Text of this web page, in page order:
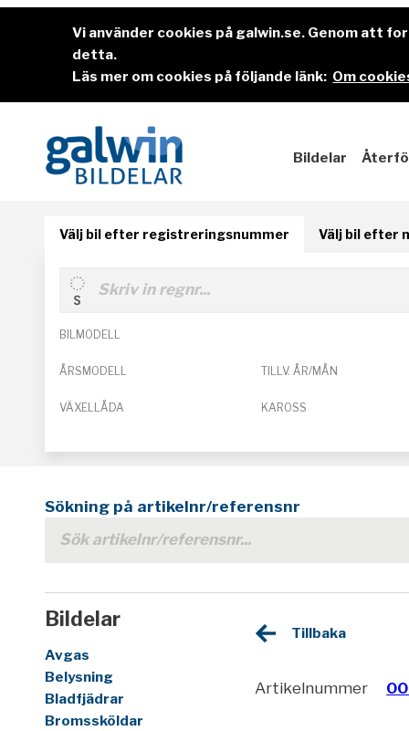
Vi använder cookies på galwin.se. Genom att
detta.
Läs mer om cookies på följande länk: Om
Bildelar
Välj bil efter registreringsnummer Välj bil efter
BILMODELL
ÅRSMODELL TILLV. ÅR/MÅN
VÄXELLÅDA KAROSS
Sökning på artikelnr/referensnr
Bildelar
Avgas
Belysning
Bladfjädrar
Bromssköldar
Tillbaka
Artikelnummer